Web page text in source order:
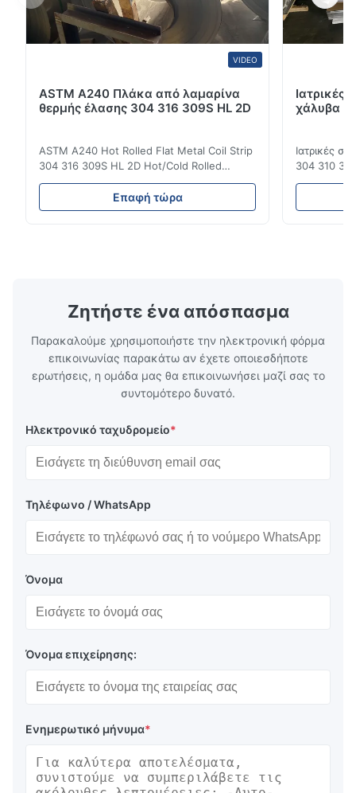
VIDEO
ASTM A240 Πλάκα από λαμαρίνα
θερμής έλασης 304 316 309S HL 2D
ASTM A240 Hot Rolled Flat Metal Coil Strip
304 316 309S HL 2D Hot/Cold Rolled
Stainless Steel Coil Strip 304 316 309S 310
310S 316L 321 ASTM A240 Προδιαγραφές
προϊόντος Όνομα προϊόντος Πηνίο /
Επαφή τώρα
χάλυβα
Ιατρικές
304 310
χάλυβας
Ζητήστε ένα απόσπασμα
Παρακαλούμε χρησιμοποιήστε την ηλεκτρονική φόρμα
επικοινωνίας παρακάτω αν έχετε οποιεσδήποτε
ερωτήσεις, η ομάδα μας θα επικοινωνήσει μαζί σας το
συντομότερο δυνατό.
Ηλεκτρονικό ταχυδρομείο*
Τηλέφωνο / WhatsApp
Όνομα
Όνομα επιχείρησης:
Ενημερωτικό μήνυμα*